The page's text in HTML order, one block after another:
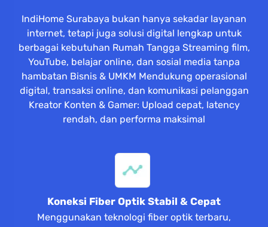
IndiHome Surabaya bukan hanya sekadar layanan
internet, tetapi juga solusi digital lengkap untuk
berbagai kebutuhan Rumah Tangga Streaming film,
YouTube, belajar online, dan sosial media tanpa
hambatan Bisnis & UMKM Mendukung operasional
digital, transaksi online, dan komunikasi pelanggan
Kreator Konten & Gamer: Upload cepat, latency
rendah, dan performa maksimal
Koneksi Fiber Optik Stabil & Cepat
Menggunakan teknologi fiber optik terbaru,